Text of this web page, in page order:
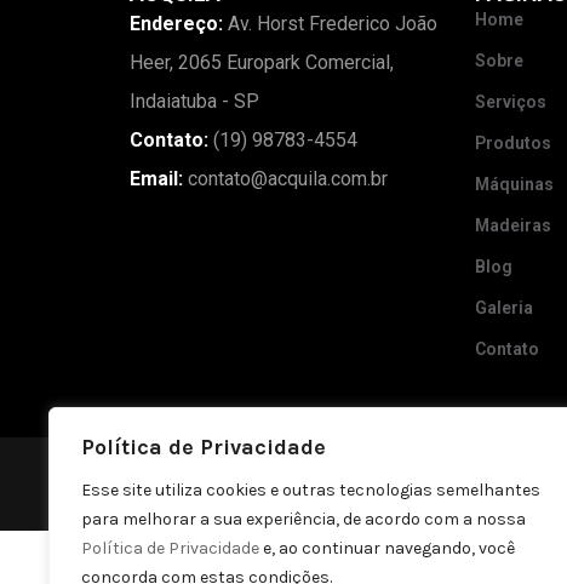
Política de Privacidade
Esse site utiliza cookies e outras tecnologias semelhantes
para melhorar a sua experiência, de acordo com a nossa
Política de Privacidadee, ao continuar navegando, você
concorda com estas condições.
Endereço: Av. Horst Frederico João
Heer, 2065 Europark Comercial,
Indaiatuba - SP
Contato: (19) 98783-4554
Email: contato@acquila.com.br
Home
Sobre
Serviços
Produtos
Máquinas
Madeiras
Blog
Galeria
Contato
Política de privacidade